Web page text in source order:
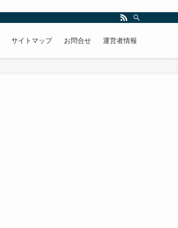
サイトマップ お問合せ 運営者情報